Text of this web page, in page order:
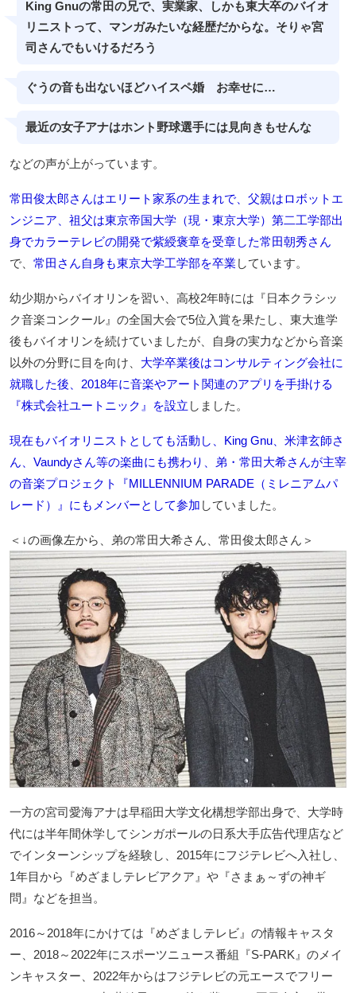
King Gnuの常田の兄で、実業家、しかも東大卒のバイオ
リニストって、マンガみたいな経歴だからな。そりゃ宮
司さんでもいけるだろう
ぐうの音も出ないほどハイスペ婚 お幸せに…
最近の女子アナはホント野球選手には見向きもせんな
などの声が上がっています。
常田俊太郎さんはエリート家系の生まれで、父親はロボットエ
ンジニア、祖父は東京帝国大学（現・東京大学）第二工学部出
身でカラーテレビの開発で紫綬褒章を受章した常田朝秀さん
で、 常田さん自身も東京大学工学部を卒業 しています。
幼少期からバイオリンを習い、高校2年時には『日本クラシッ
ク音楽コンクール』の全国大会で5位入賞を果たし、東大進学
後もバイオリンを続けていましたが、自身の実力などから音楽
以外の分野に目を向け、 大学卒業後はコンサルティング会社に
就職した後、2018年に音楽やアート関連のアプリを手掛ける
『株式会社ユートニック』を設立 しました。
現在もバイオリニストとしても活動し、King Gnu、米津玄師さ
ん、Vaundyさん等の楽曲にも携わり、弟・常田大希さんが主宰
の音楽プロジェクト『MILLENNIUM PARADE（ミレニアムパ
レード）』にもメンバーとして参加 していました。
＜↓の画像左から、弟の常田大希さん、常田俊太郎さん＞
一方の宮司愛海アナは早稲田大学文化構想学部出身で、大学時
代には半年間休学してシンガポールの日系大手広告代理店など
でインターンシップを経験し、2015年にフジテレビへ入社し、
1年目から『めざましテレビアクア』や『さまぁ～ずの神ギ
問』などを担当。
2016～2018年にかけては『めざましテレビ』の情報キャスタ
ー、2018～2022年にスポーツニュース番組『S-PARK』のメイ
ンキャスター、2022年からはフジテレビの元エースでフリー